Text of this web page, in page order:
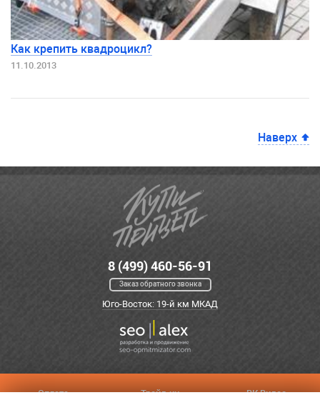
Как крепить квадроцикл?
11.10.2013
Наверх
8 (499) 460-56-91
Заказ обратного звонка
Юго-Восток: 19-й км МКАД
Оплата Трейд-ин ВК Видео